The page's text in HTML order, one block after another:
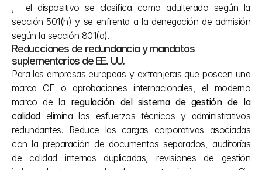
,  el dispositivo se clasifica como adulterado según la
sección 501(h) y se enfrenta a la denegación de admisión
según la sección 801(a).
Reducciones de redundancia y mandatos
suplementarios de EE. UU.
Para las empresas europeas y extranjeras que poseen una
marca CE o aprobaciones internacionales, el moderno
marco de la regulación del sistema de gestión de la
calidad elimina los esfuerzos técnicos y administrativos
redundantes. Reduce las cargas corporativas asociadas
con la preparación de documentos separados, auditorías
de calidad internas duplicadas, revisiones de gestión